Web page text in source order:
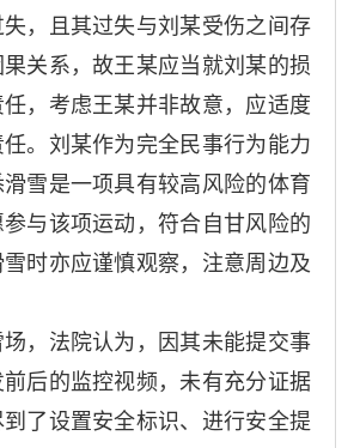
，且其过失与刘某受伤之间存
关系，故王某应当就刘某的损
，考虑王某并非故意，应适度
。刘某作为完全民事行为能力
雪是一项具有较高风险的体育
与该项运动，符合自甘风险的
时亦应谨慎观察，注意周边及
法院认为，因其未能提交事
后的监控视频，未有充分证据
了设置安全标识、进行安全提